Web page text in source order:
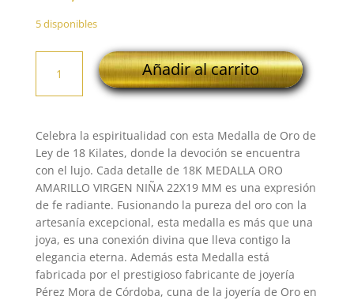
5 disponibles
MEDALLA
ORO
VIRGEN
NIÑA
22X19
cantidad
Añadir al carrito
Celebra la espiritualidad con esta Medalla de Oro de
Ley de 18 Kilates, donde la devoción se encuentra
con el lujo. Cada detalle de 18K MEDALLA ORO
AMARILLO VIRGEN NIÑA 22X19 MM es una expresión
de fe radiante. Fusionando la pureza del oro con la
artesanía excepcional, esta medalla es más que una
joya, es una conexión divina que lleva contigo la
elegancia eterna. Además esta Medalla está
fabricada por el prestigioso fabricante de joyería
Pérez Mora de Córdoba, cuna de la joyería de Oro en